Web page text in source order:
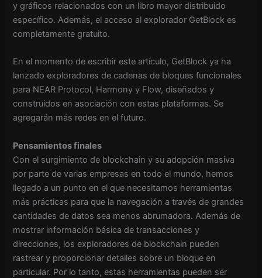
y gráficos relacionados con un libro mayor distribuido
específico. Además, el acceso al explorador GetBlock es
completamente gratuito.
En el momento de escribir este artículo, GetBlock ya ha
lanzado exploradores de cadenas de bloques funcionales
para NEAR Protocol, Harmony y Flow, diseñados y
construidos en asociación con estas plataformas. Se
agregarán más redes en el futuro.
Pensamientos finales
Con el surgimiento de blockchain y su adopción masiva
por parte de varias empresas en todo el mundo, hemos
llegado a un punto en el que necesitamos herramientas
más prácticas para que la navegación a través de grandes
cantidades de datos sea menos abrumadora. Además de
mostrar información básica de transacciones y
direcciones, los exploradores de blockchain pueden
rastrear y proporcionar detalles sobre un bloque en
particular. Por lo tanto, estas herramientas pueden ser